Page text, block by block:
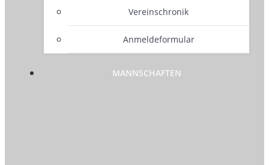
Vereinschronik
Anmeldeformular
MANNSCHAFTEN